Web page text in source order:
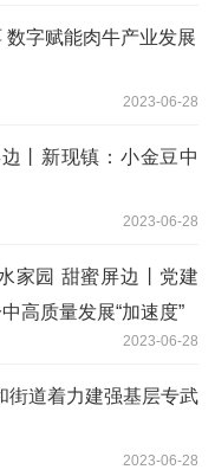
数字赋能肉牛产业发展
2023-06-28
丨新现镇：小金豆中
2023-06-28
家园 甜蜜屏边丨党建
高质量发展“加速度”
2023-06-28
街道着力建强基层专武
2023-06-28